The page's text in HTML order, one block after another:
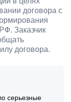
договора с
Заказчик
договора.
серьезные